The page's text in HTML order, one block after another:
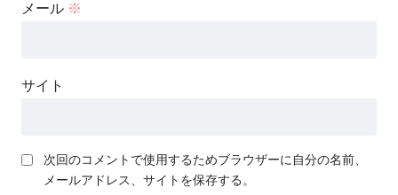
メール ※
サイト
次回のコメントで使用するためブラウザーに自分の名前、
メールアドレス、サイトを保存する。